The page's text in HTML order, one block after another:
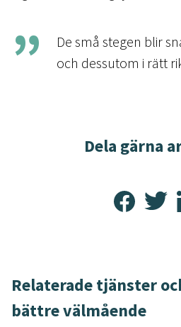
De små stegen blir
och dessutom i rätt
Dela gärna
Relaterade tjänster
bättre välmående